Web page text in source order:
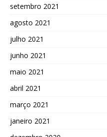
setembro 2021
agosto 2021
julho 2021
junho 2021
maio 2021
abril 2021
março 2021
janeiro 2021